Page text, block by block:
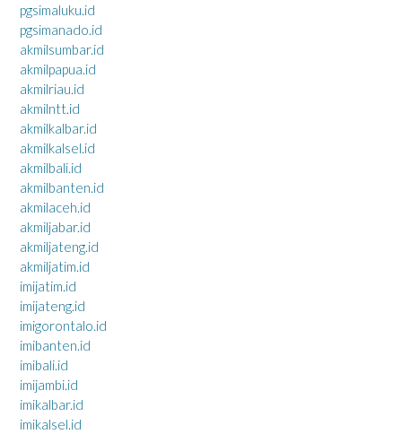
pgsimaluku.id
pgsimanado.id
akmilsumbar.id
akmilpapua.id
akmilriau.id
akmilntt.id
akmilkalbar.id
akmilkalsel.id
akmilbali.id
akmilbanten.id
akmilaceh.id
akmiljabar.id
akmiljateng.id
akmiljatim.id
imijatim.id
imijateng.id
imigorontalo.id
imibanten.id
imibali.id
imijambi.id
imikalbar.id
imikalsel.id